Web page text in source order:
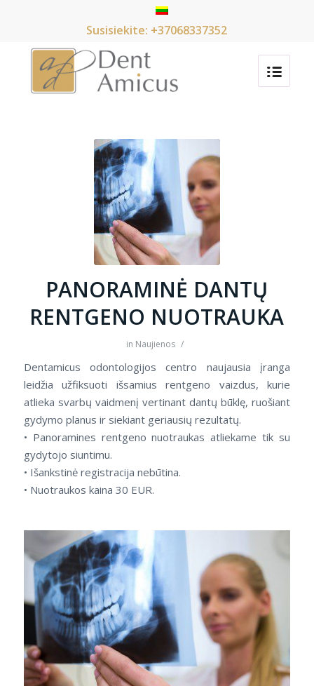
Susisiekite: +37068337352
PANORAMINĖ DANTŲ
RENTGENO NUOTRAUKA
in Naujienos /
Dentamicus odontologijos centro naujausia įranga
leidžia užfiksuoti išsamius rentgeno vaizdus, kurie
atlieka svarbų vaidmenį vertinant dantų būklę, ruošiant
gydymo planus ir siekiant geriausių rezultatų.
• Panoramines rentgeno nuotraukas atliekame tik su
gydytojo siuntimu.
• Išankstinė registracija nebūtina.
• Nuotraukos kaina 30 EUR.